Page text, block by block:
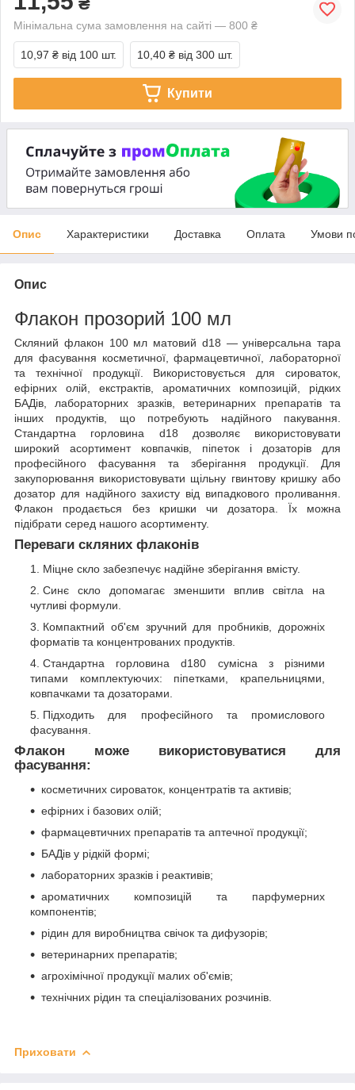
Мінімальна сума замовлення на сайті — 800 ₴
10,97 ₴ від 100 шт. 10,40 ₴ від 300 шт.
Купити
Опис Характеристики Доставка Оплата Умови
Опис
Флакон прозорий 100 мл
Скляний флакон 100 мл матовий d18 — універсальна тара
для фасування косметичної, фармацевтичної, лабораторної
та технічної продукції. Використовується для сироваток,
ефірних олій, екстрактів, ароматичних композицій, рідких
БАДів, лабораторних зразків, ветеринарних препаратів та
інших продуктів, що потребують надійного пакування.
Стандартна горловина d18 дозволяє використовувати
широкий асортимент ковпачків, піпеток і дозаторів для
професійного фасування та зберігання продукції. Для
закупорювання використовувати щільну гвинтову кришку або
дозатор для надійного захисту від випадкового проливання.
Флакон продається без кришки чи дозатора. Їх можна
підібрати серед нашого асортименту.
Переваги скляних флаконів
Міцне скло забезпечує надійне зберігання вмісту.
Синє скло допомагає зменшити вплив світла на
чутливі формули.
Компактний об'єм зручний для пробників, дорожніх
форматів та концентрованих продуктів.
Стандартна горловина d180 сумісна з різними
типами комплектуючих: піпетками, крапельницями,
ковпачками та дозаторами.
Підходить для професійного та промислового
фасування.
Флакон може використовуватися для
фасування:
косметичних сироваток, концентратів та активів;
ефірних і базових олій;
фармацевтичних препаратів та аптечної продукції;
БАДів у рідкій формі;
лабораторних зразків і реактивів;
ароматичних композицій та парфумерних
компонентів;
рідин для виробництва свічок та дифузорів;
ветеринарних препаратів;
агрохімічної продукції малих об'ємів;
технічних рідин та спеціалізованих розчинів.
Приховати